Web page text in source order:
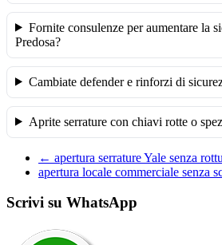
Fornite consulenze per aumentare la
Predosa?
Cambiate defender e rinforzi di
Aprite serrature con chiavi rotte o
← apertura serrature Yale senza
apertura locale commerciale senza
Scrivi su WhatsApp